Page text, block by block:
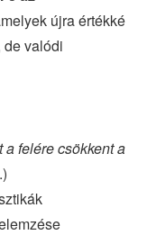
újra értékké
de valódi
felére csökkent a